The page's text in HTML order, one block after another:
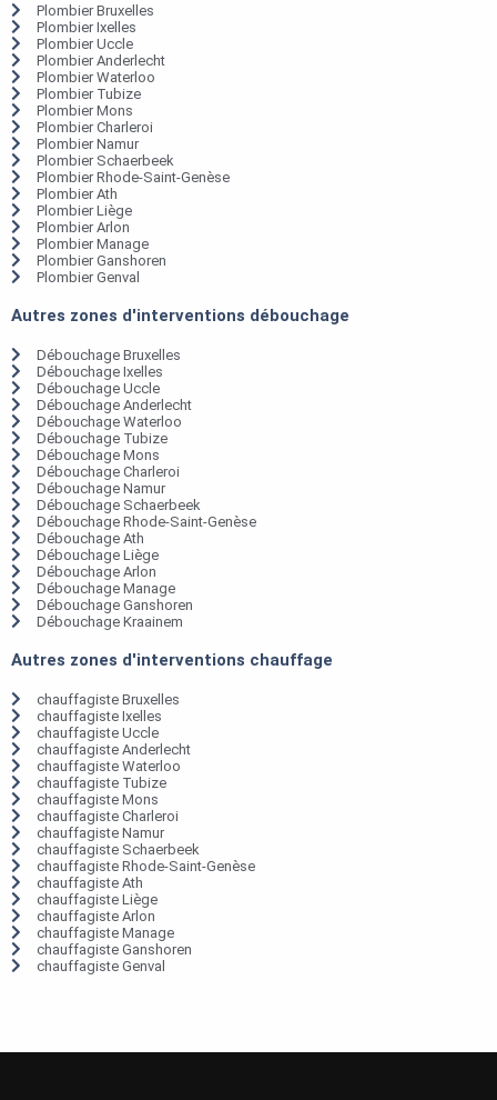
Plombier Bruxelles
Plombier Ixelles
Plombier Uccle
Plombier Anderlecht
Plombier Waterloo
Plombier Tubize
Plombier Mons
Plombier Charleroi
Plombier Namur
Plombier Schaerbeek
Plombier Rhode-Saint-Genèse
Plombier Ath
Plombier Liège
Plombier Arlon
Plombier Manage
Plombier Ganshoren
Plombier Genval
Autres zones d'interventions débouchage
Débouchage Bruxelles
Débouchage Ixelles
Débouchage Uccle
Débouchage Anderlecht
Débouchage Waterloo
Débouchage Tubize
Débouchage Mons
Débouchage Charleroi
Débouchage Namur
Débouchage Schaerbeek
Débouchage Rhode-Saint-Genèse
Débouchage Ath
Débouchage Liège
Débouchage Arlon
Débouchage Manage
Débouchage Ganshoren
Débouchage Kraainem
Autres zones d'interventions chauffage
chauffagiste Bruxelles
chauffagiste Ixelles
chauffagiste Uccle
chauffagiste Anderlecht
chauffagiste Waterloo
chauffagiste Tubize
chauffagiste Mons
chauffagiste Charleroi
chauffagiste Namur
chauffagiste Schaerbeek
chauffagiste Rhode-Saint-Genèse
chauffagiste Ath
chauffagiste Liège
chauffagiste Arlon
chauffagiste Manage
chauffagiste Ganshoren
chauffagiste Genval